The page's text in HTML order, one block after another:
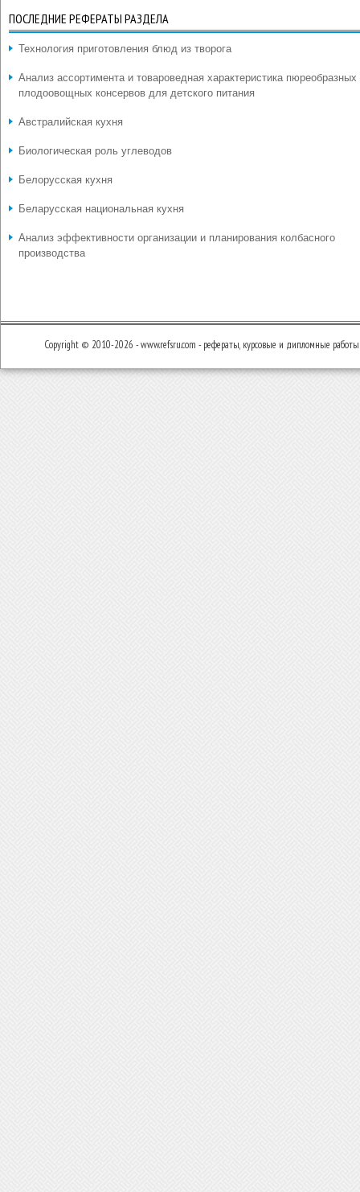
ПОСЛЕДНИЕ РЕФЕРАТЫ РАЗДЕЛА
Технология приготовления блюд из творога
Анализ ассортимента и товароведная характеристика пюреобразных
плодоовощных консервов для детского питания
Австралийская кухня
Биологическая роль углеводов
Белорусская кухня
Беларусская национальная кухня
Анализ эффективности организации и планирования колбасного
производства
Copyright © 2010-2026 - www.refsru.com - рефераты, курсовые и дипломные работы